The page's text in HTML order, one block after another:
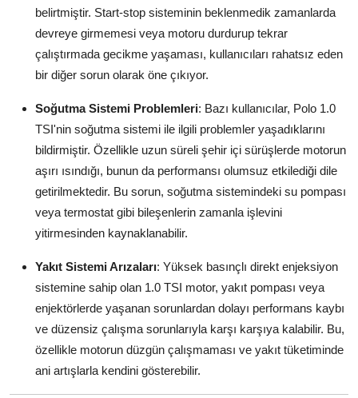
belirtmiştir. Start-stop sisteminin beklenmedik zamanlarda
devreye girmemesi veya motoru durdurup tekrar
çalıştırmada gecikme yaşaması, kullanıcıları rahatsız eden
bir diğer sorun olarak öne çıkıyor.
Soğutma Sistemi Problemleri: Bazı kullanıcılar, Polo 1.0
TSI'nin soğutma sistemi ile ilgili problemler yaşadıklarını
bildirmiştir. Özellikle uzun süreli şehir içi sürüşlerde motorun
aşırı ısındığı, bunun da performansı olumsuz etkilediği dile
getirilmektedir. Bu sorun, soğutma sistemindeki su pompası
veya termostat gibi bileşenlerin zamanla işlevini
yitirmesinden kaynaklanabilir.
Yakıt Sistemi Arızaları: Yüksek basınçlı direkt enjeksiyon
sistemine sahip olan 1.0 TSI motor, yakıt pompası veya
enjektörlerde yaşanan sorunlardan dolayı performans kaybı
ve düzensiz çalışma sorunlarıyla karşı karşıya kalabilir. Bu,
özellikle motorun düzgün çalışmaması ve yakıt tüketiminde
ani artışlarla kendini gösterebilir.